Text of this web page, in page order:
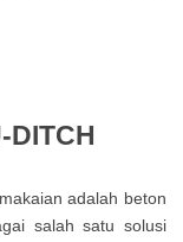
DITCH
adalah beton
salah satu solusi